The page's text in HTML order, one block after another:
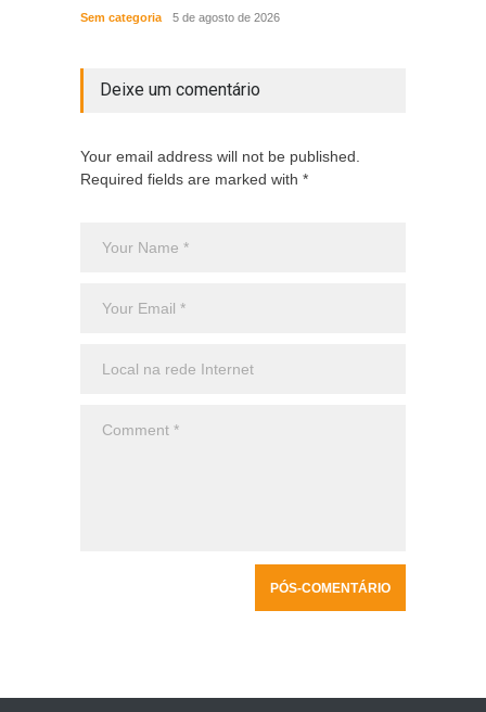
Sem categoria 5 de agosto de 2026
Deixe um comentário
Your email address will not be published.
Required fields are marked with *